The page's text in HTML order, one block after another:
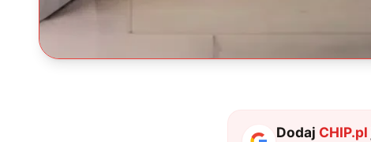
Dodaj CHIP.pl